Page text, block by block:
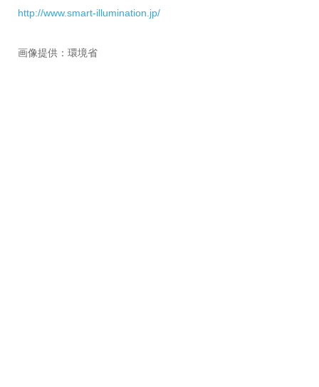
http://www.smart-illumination.jp/
画像提供：環境省